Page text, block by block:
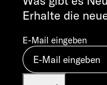
Erhalte die
E-Mail eingeben